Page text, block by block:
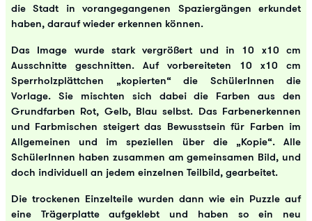
die Stadt in vorangegangenen Spaziergängen erkundet
haben, darauf wieder erkennen können.
Das Image wurde stark vergrößert und in 10 x10 cm
Ausschnitte geschnitten. Auf vorbereiteten 10 x10 cm
Sperrholzplättchen „kopierten“ die SchülerInnen die
Vorlage. Sie mischten sich dabei die Farben aus den
Grundfarben Rot, Gelb, Blau selbst. Das Farbenerkennen
und Farbmischen steigert das Bewusstsein für Farben im
Allgemeinen und im speziellen über die „Kopie“. Alle
SchülerInnen haben zusammen am gemeinsamen Bild, und
doch individuell an jedem einzelnen Teilbild, gearbeitet.
Die trockenen Einzelteile wurden dann wie ein Puzzle auf
eine Trägerplatte aufgeklebt und haben so ein neu